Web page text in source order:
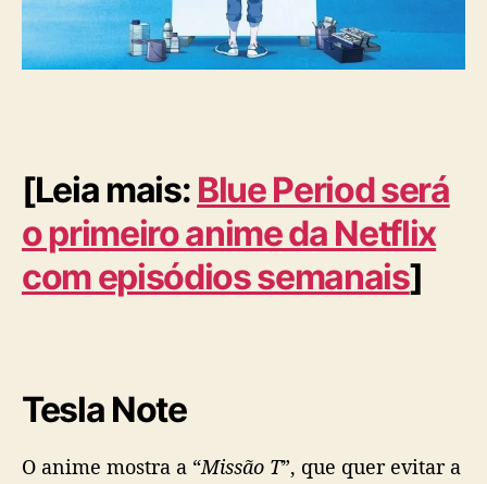
t
a
d
ç
a
m
n
[Leia mais: Blue Period será
o primeiro anime da Netflix
com episódios semanais]
Tesla Note
O anime mostra a “Missão T”, que quer evitar a